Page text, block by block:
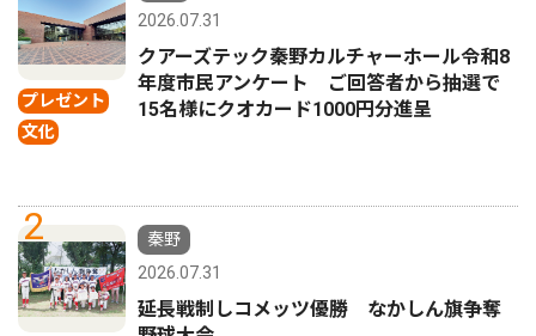
プレゼント
文化
2026.07.31
クアーズテック秦野カルチャーホール令和8
年度市民アンケート ご回答者から抽選で
15名様にクオカード1000円分進呈
2
秦野
2026.07.31
延長戦制しコメッツ優勝 なかしん旗争奪